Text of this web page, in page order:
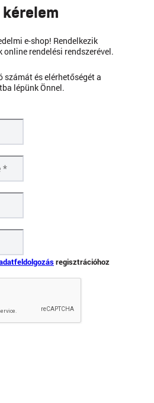
e-shop! Rendelkezik
rendelési rendszerével.
számát és elérhetőségét a
lépünk Önnel.
regisztrációhoz